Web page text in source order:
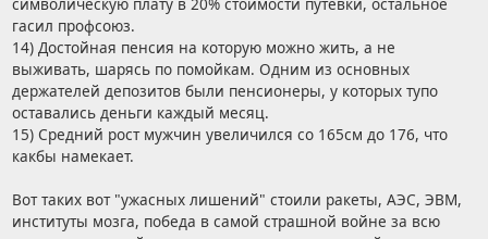
гасил профсоюз.
14) Достойная пенсия на которую можно жить, а не
выживать, шарясь по помойкам. Одним из основных
держателей депозитов были пенсионеры, у которых тупо
оставались деньги каждый месяц.
15) Средний рост мужчин увеличился со 165см до 176, что
какбы намекает.
Вот таких вот "ужасных лишений" стоили ракеты, АЭС, ЭВМ,
институты мозга, победа в самой страшной войне за всю